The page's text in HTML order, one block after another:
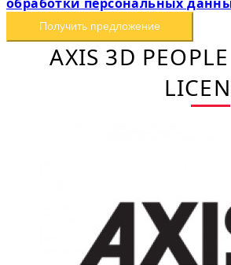
Получить предложение
AXIS 3D